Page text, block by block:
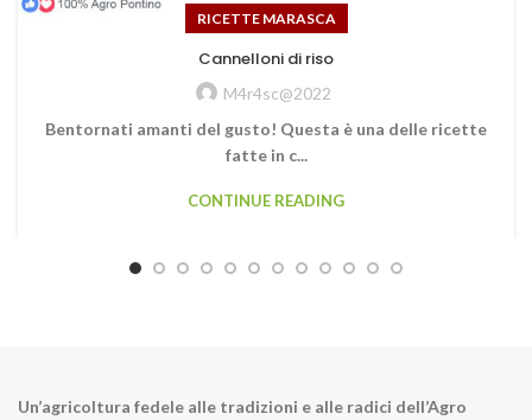
RICETTE MARASCA
Cannelloni di riso
M4r4sc@2022
Bentornati amanti del gusto! Questa è una delle ricette
fatte in c...
CONTINUE READING
Un’agricoltura fedele alle tradizioni e alle radici dell’Agro